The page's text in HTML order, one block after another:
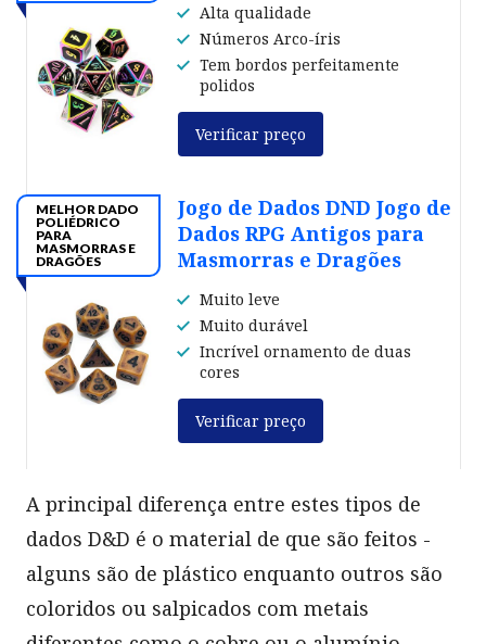
Alta qualidade
Números Arco-íris
Tem bordos perfeitamente
polidos
Verificar preço
MELHOR DADO
POLIÉDRICO
PARA
MASMORRAS E
DRAGÕES
Jogo de Dados DND Jogo de
Dados RPG Antigos para
Masmorras e Dragões
Muito leve
Muito durável
Incrível ornamento de duas
cores
Verificar preço
A principal diferença entre estes tipos de
dados D&D é o material de que são feitos -
alguns são de plástico enquanto outros são
coloridos ou salpicados com metais